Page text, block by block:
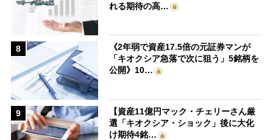
れる期待の高…
8
《2年弱で資産17.5倍の元証券マンが
「キオクシア急落で次に狙う」5銘柄を
公開》10…
9
【資産11億円マック・チェリーさん厳
選「キオクシア・ショック」後に大化
け期待4銘…